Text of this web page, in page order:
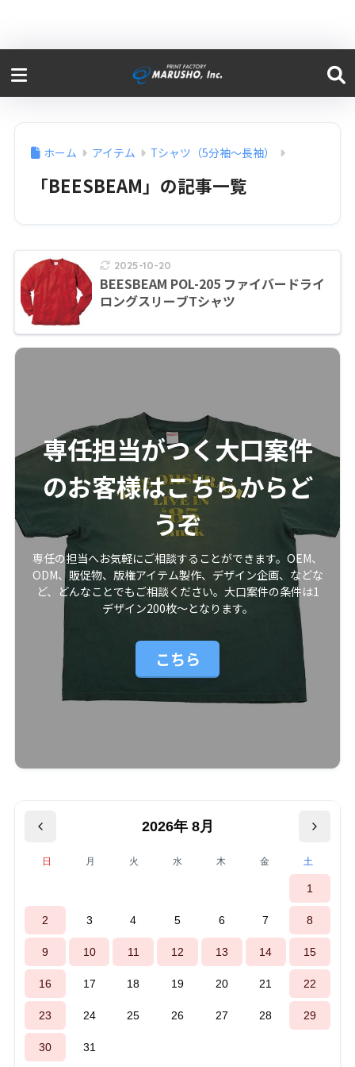
ホーム アイテム Tシャツ（5分袖〜長袖）
「BEESBEAM」の記事一覧
2025-10-20
BEESBEAM POL-205 ファイバードライ
ロングスリーブTシャツ
専任担当がつく大口案件
のお客様はこちらからど
うぞ
専任の担当へお気軽にご相談することができます。OEM、
ODM、販促物、版権アイテム製作、デザイン企画、などな
ど、どんなことでもご相談ください。大口案件の条件は1
デザイン200枚〜となります。
こちら